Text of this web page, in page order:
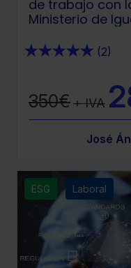
de trabajo con
Ministerio de
★★★★★ (2)
350€+ IVA
José
ESG Laboral